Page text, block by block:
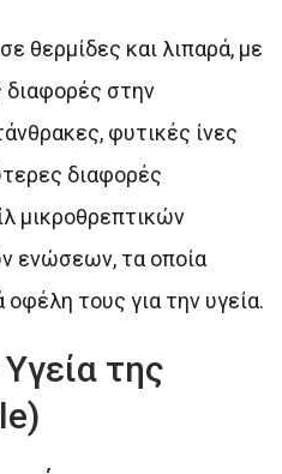
θερμίδες και λιπαρά, με
διαφορές στην
φυτικές ίνες
διαφορές
μικροθρεπτικών
ενώσεων, τα οποία
τους για την υγεία.
της